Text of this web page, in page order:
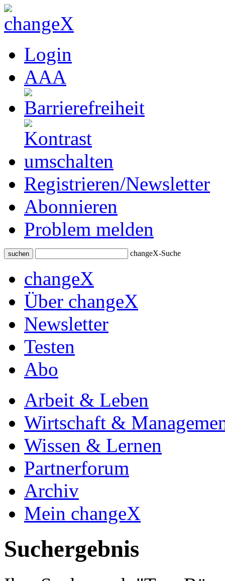
Login
AAA
Registrieren/Newsletter
Abonnieren
Problem melden
suchen changeX-Suche
changeX
Über changeX
Newsletter
Testen
Abo
Arbeit & Leben
Wirtschaft &
Wissen & Lernen
Partnerforum
Archiv
Mein changeX
Suchergebnis